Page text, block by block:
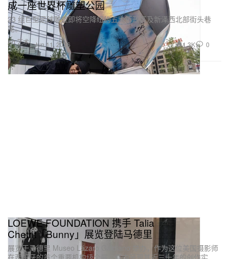
Art 艺术
成一座世界杯雕塑公园
23 组巨型足球雕塑即将空降纽约五大行政区及新泽西北部街头巷
尾。
Jun 11, 2026 1.3K 0
LOEWE FOUNDATION 携手 Talia
Chetrit「Bunny」展览登陆马德里
展览于马德里 Museo Lázaro Galdiano 举办，作为这位美国摄影师
在西班牙的首个重要机构级个展，集中呈现其近三十年的创作实